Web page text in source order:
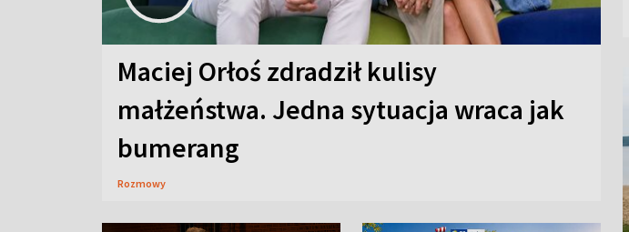
Maciej Orłoś zdradził kulisy
małżeństwa. Jedna sytuacja wraca jak
bumerang
Rozmowy